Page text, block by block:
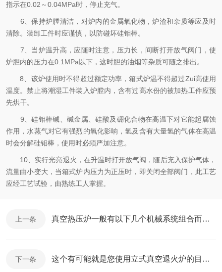
指示在0.02～0.04MPa时，停止充气。
6、保持炉膛清洁，对炉内的金属氧化物，炉渣和杂质等应及时
清除。装卸工件时应谨慎，以防碰坏硅钼棒。
7、当炉温升高，应随时注意，压力长，间断打开放气阀门，使
炉胆内的压力在0.1MPa以下，这时胆的油烟等杂质可随之排出。
8、该炉使用时不得超过额定功率，箱式炉温不得超过Zui高使用
温度。禁止将潮湿工件装入炉膛内，含有过高水份的被加热工件应预
先烘干。
9、硅钼棒碱、碱金属、硅酸及硼化合物在高温下对它能起腐蚀
作用，水蒸气对它有强烈的氧化影响，氢及含有大量氢的气体在高温
时会分解硅钼棒，使用时必须严加注意。
10、实行光亮退火，在升温时打开放气阀，随后充入保护气体，
流量由小变大，当箱式炉内压力为正压时，即关闭全部阀门，此工艺
应经工艺试验，由熟练工人掌握。
上一条 真空热压炉一般有以下几个机械系统组合而成的
下一条 这个有可能就是您使用立式真空退火炉的目的！